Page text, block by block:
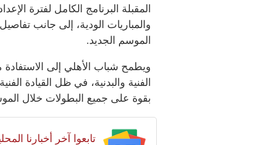
المقبلة البرنامج الكامل لفترة
والمباريات الودية، إلى جانب
الموسم الجديد.
ويطمح شباب الأهلي إلى
الفنية والبدنية، في ظل القيادة
بقوة على جميع البطولات خلال
تابعوا آخر أخبارنا